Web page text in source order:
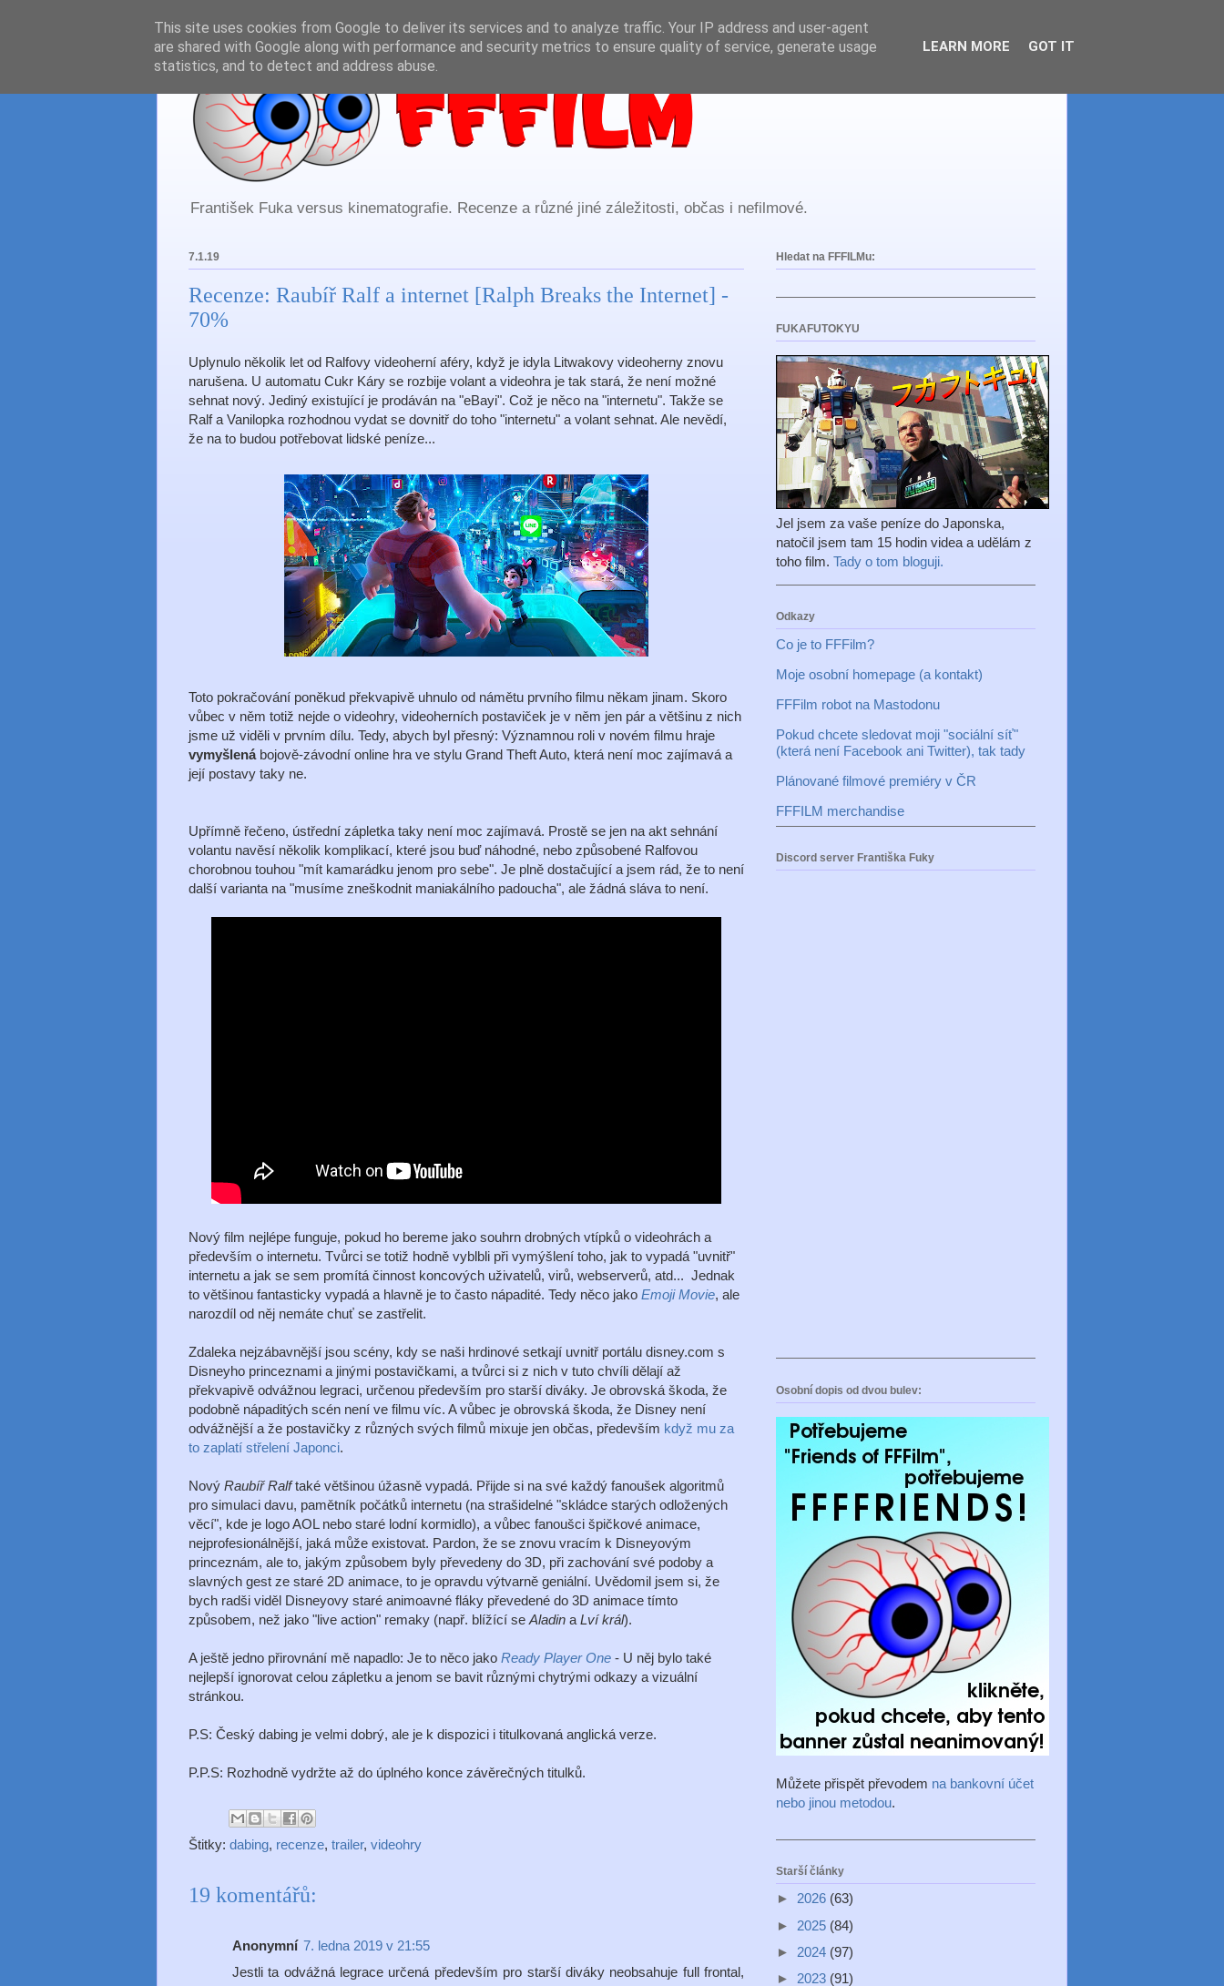
František Fuka versus kinematografie. Recenze a různé jiné záležitosti, občas i nefilmové.
7.1.19
Recenze: Raubíř Ralf a internet [Ralph Breaks the Internet] -
70%
Uplynulo několik let od Ralfovy videoherní aféry, když je idyla Litwakovy videoherny znovu
narušena. U automatu Cukr Káry se rozbije volant a videohra je tak stará, že není možné
sehnat nový. Jediný existující je prodáván na "eBayi". Což je něco na "internetu". Takže se
Ralf a Vanilopka rozhodnou vydat se dovnitř do toho "internetu" a volant sehnat. Ale nevědí,
že na to budou potřebovat lidské peníze...
Toto pokračování poněkud překvapivě uhnulo od námětu prvního filmu někam jinam. Skoro
vůbec v něm totiž nejde o videohry, videoherních postaviček je v něm jen pár a většinu z nich
jsme už viděli v prvním dílu. Tedy, abych byl přesný: Významnou roli v novém filmu hraje
vymyšlenábojově-závodní online hra ve stylu Grand Theft Auto, která není moc zajímavá a
její postavy taky ne.
Upřímně řečeno, ústřední zápletka taky není moc zajímavá. Prostě se jen na akt sehnání
volantu navěsí několik komplikací, které jsou buď náhodné, nebo způsobené Ralfovou
chorobnou touhou "mít kamarádku jenom pro sebe". Je plně dostačující a jsem rád, že to není
další varianta na "musíme zneškodnit maniakálního padoucha", ale žádná sláva to není.
Nový film nejlépe funguje, pokud ho bereme jako souhrn drobných vtípků o videohrách a
především o internetu. Tvůrci se totiž hodně vyblbli při vymýšlení toho, jak to vypadá "uvnitř"
internetu a jak se sem promítá činnost koncových uživatelů, virů, webserverů, atd... Jednak
to většinou fantasticky vypadá a hlavně je to často nápadité. Tedy něco jako Emoji Movie, ale
narozdíl od něj nemáte chuť se zastřelit.
Zdaleka nejzábavnější jsou scény, kdy se naši hrdinové setkají uvnitř portálu disney.com s
Disneyho princeznami a jinými postavičkami, a tvůrci si z nich v tuto chvíli dělají až
překvapivě odvážnou legraci, určenou především pro starší diváky. Je obrovská škoda, že
podobně nápaditých scén není ve filmu víc. A vůbec je obrovská škoda, že Disney není
odvážnější a že postavičky z různých svých filmů mixuje jen občas, především když mu za
to zaplatí střelení Japonci.
Nový Raubíř Ralftaké většinou úžasně vypadá. Přijde si na své každý fanoušek algoritmů
pro simulaci davu, pamětník počátků internetu (na strašidelné "skládce starých odložených
věcí", kde je logo AOL nebo staré lodní kormidlo), a vůbec fanoušci špičkové animace,
nejprofesionálnější, jaká může existovat. Pardon, že se znovu vracím k Disneyovým
princeznám, ale to, jakým způsobem byly převedeny do 3D, při zachování své podoby a
slavných gest ze staré 2D animace, to je opravdu výtvarně geniální. Uvědomil jsem si, že
bych radši viděl Disneyovy staré animoavné fláky převedené do 3D animace tímto
způsobem, než jako "live action" remaky (např. blížící se Aladin a Lví král).
A ještě jedno přirovnání mě napadlo: Je to něco jako Ready Player One - U něj bylo také
nejlepší ignorovat celou zápletku a jenom se bavit různými chytrými odkazy a vizuální
stránkou.
P.S: Český dabing je velmi dobrý, ale je k dispozici i titulkovaná anglická verze.
P.P.S: Rozhodně vydržte až do úplného konce závěrečných titulků.
Štitky: dabing, recenze, trailer, videohry
19 komentářů:
Anonymní 7. ledna 2019 v 21:55
Jestli ta odvážná legrace určená především pro starší diváky neobsahuje full frontal,
Hledat na FFFILMu:
FUKAFUTOKYU
Jel jsem za vaše peníze do Japonska,
natočil jsem tam 15 hodin videa a udělám z
toho film. Tady o tom bloguji.
Odkazy
Co je to FFFilm?
Moje osobní homepage (a kontakt)
FFFilm robot na Mastodonu
Pokud chcete sledovat moji "sociální síť"
(která není Facebook ani Twitter), tak tady
Plánované filmové premiéry v ČR
FFFILM merchandise
Discord server Františka Fuky
Osobní dopis od dvou bulev:
Můžete přispět převodem na bankovní účet
nebo jinou metodou.
Starší články
► 2026 (63)
► 2025 (84)
► 2024 (97)
► 2023 (91)
This site uses cookies from Google to deliver its services and to analyze traffic. Your IP address and user-agent
are shared with Google along with performance and security metrics to ensure quality of service, generate usage
statistics, and to detect and address abuse.
LEARN MORE GOT IT